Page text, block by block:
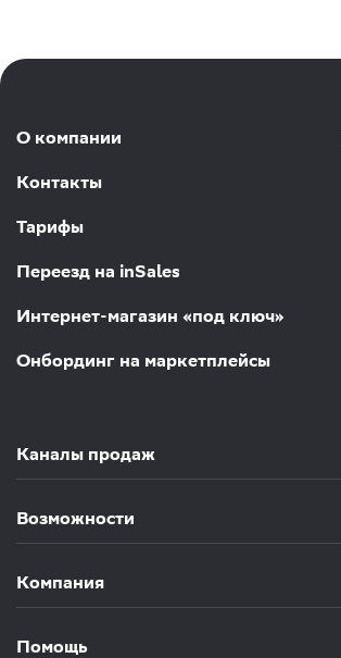
О компании
Контакты
Тарифы
Переезд на inSales
Интернет-магазин «под ключ»
Онбординг на маркетплейсы
Каналы продаж
Возможности
Компания
Помощь